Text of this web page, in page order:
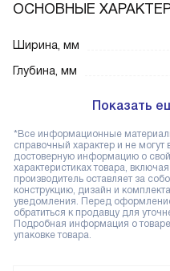
ОСНОВНЫЕ
Ширина, мм
Глубина, мм
Показать
*Все информационные
справочный характер и не
достоверную информацию о
характеристиках товара,
производитель оставляет за
конструкцию, дизайн и
уведомления. Перед
обратиться к продавцу для
Подробная информация о
упаковке товара.